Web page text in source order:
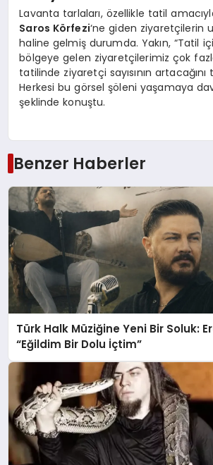
Lavanta tarlaları, özellikle tatil
Saros Körfezi‘ne giden ziyaretçilerin
haline gelmiş durumda. Yakın, “Tatil
bölgeye gelen ziyaretçilerimiz çok
tatilinde ziyaretçi sayısının
Herkesi bu görsel şöleni yaşamaya
şeklinde konuştu.
Benzer Haberler
Türk Halk Müziğine Yeni Bir Soluk:
“Eğildim Bir Dolu İçtim”